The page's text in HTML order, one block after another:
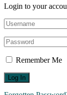
Login to your
Remember Me